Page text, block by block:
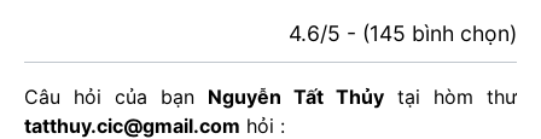
4.6/5 - (145 bình chọn)
Câu hỏi của bạn Nguyễn Tất Thủy tại hòm thư
tatthuy.cic@gmail.com hỏi :